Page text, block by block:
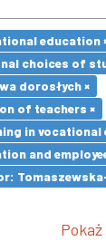
education
choices of
dorosłych ×
of teachers ×
in vocational
and